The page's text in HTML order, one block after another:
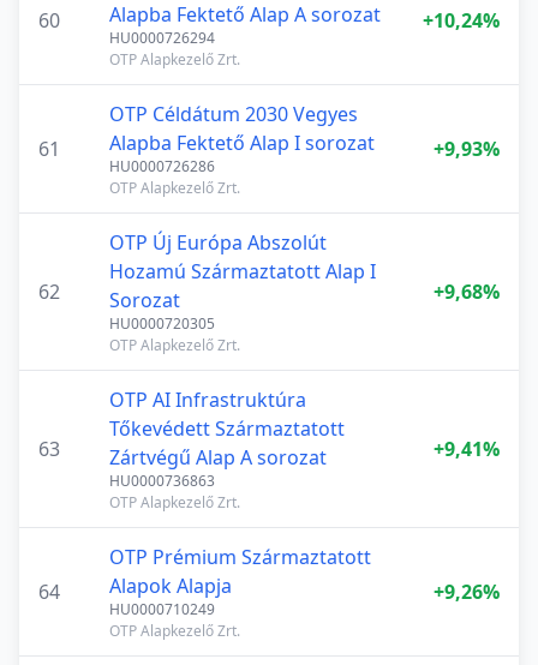
60
Alapba Fektető Alap A sorozat
HU0000726294
OTP Alapkezelő Zrt.
+10,24%
61
OTP Céldátum 2030 Vegyes
Alapba Fektető Alap I sorozat
HU0000726286
OTP Alapkezelő Zrt.
+9,93%
62
OTP Új Európa Abszolút
Hozamú Származtatott Alap I
Sorozat
HU0000720305
OTP Alapkezelő Zrt.
+9,68%
63
OTP AI Infrastruktúra
Tőkevédett Származtatott
Zártvégű Alap A sorozat
HU0000736863
OTP Alapkezelő Zrt.
+9,41%
64
OTP Prémium Származtatott
Alapok Alapja
HU0000710249
OTP Alapkezelő Zrt.
+9,26%